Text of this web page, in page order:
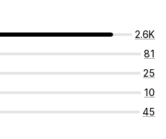
2.6K
81
25
10
45